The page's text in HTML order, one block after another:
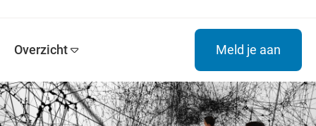
Overzicht Meld je aan